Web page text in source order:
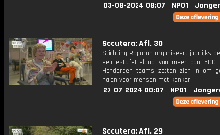
03-08-2024 08:07 NPO1
Socutera: Afl. 30
Stichting Roparun organiseert jaarlijks
een estafetteloop van meer dan 500
Honderden teams zetten zich in om
halen voor mensen met kanker.
27-07-2024 08:07 NPO1
Socutera: Afl. 29